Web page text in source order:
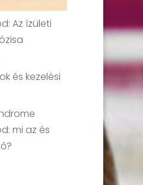
Az ízületi
és kezelési
mi az és